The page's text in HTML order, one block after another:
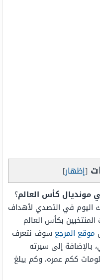
[إظهار]
كأس العالم؟
اليوم في التصدي لأهداف
بكأس العالم
موقع المرجع سوف نتعرف
بالإضافة إلى سيرته
ككم عمره، وكم يبلغ